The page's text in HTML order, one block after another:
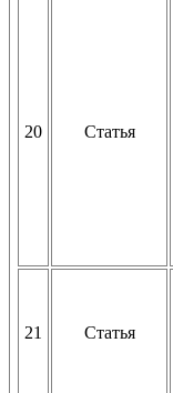
20 Статья
21 Статья